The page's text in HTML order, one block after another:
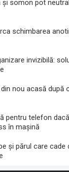
și somon pot
schimbarea
invizibilă:
nou acasă după
pentru telefon
în mașină
și părul care cade